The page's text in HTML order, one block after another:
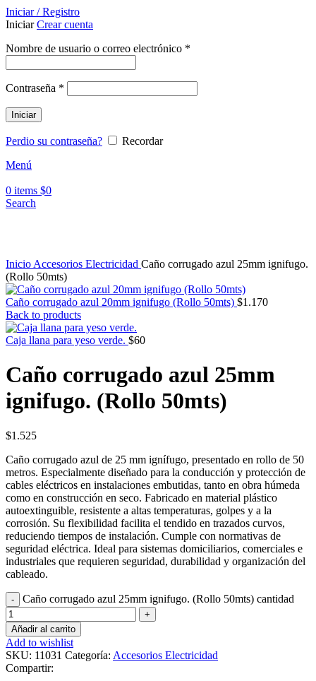
Iniciar / Registro
IniciarCrear cuenta
Nombre de usuario o correo electrónico *
Contraseña *
Iniciar
Perdio su contraseña?
Recordar
Menú
0 items $0
Search
Inicio Accesorios Electricidad Caño corrugado azul 25mm ignifugo.
(Rollo 50mts)
Caño corrugado azul 20mm ignifugo (Rollo 50mts) $1.170
Back to products
Caja llana para yeso verde. $60
Caño corrugado azul 25mm
ignifugo. (Rollo 50mts)
$1.525
Caño corrugado azul de 25 mm ignífugo, presentado en rollo de 50
metros. Especialmente diseñado para la conducción y protección de
cables eléctricos en instalaciones embutidas, tanto en obra húmeda
como en construcción en seco. Fabricado en material plástico
autoextinguible, resistente a altas temperaturas, golpes y a la
corrosión. Su flexibilidad facilita el tendido en trazados curvos,
reduciendo tiempos de instalación. Cumple con normativas de
seguridad eléctrica. Ideal para sistemas domiciliarios, comerciales e
industriales que requieren seguridad, durabilidad y organización del
cableado.
Caño corrugado azul 25mm ignifugo. (Rollo 50mts) cantidad
Añadir al carrito
Add to wishlist
SKU: 11031 Categoría: Accesorios Electricidad
Compartir: